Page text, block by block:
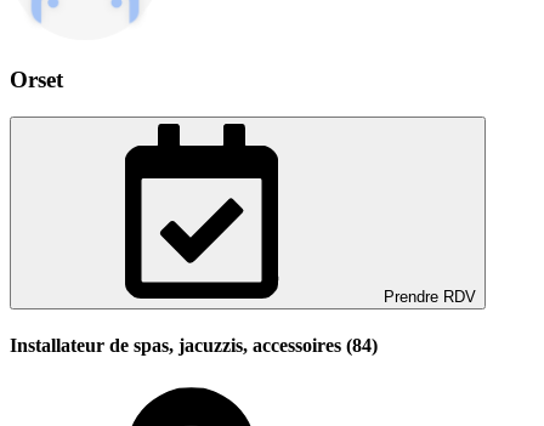
Orset
Prendre RDV
Installateur de spas, jacuzzis, accessoires (84)